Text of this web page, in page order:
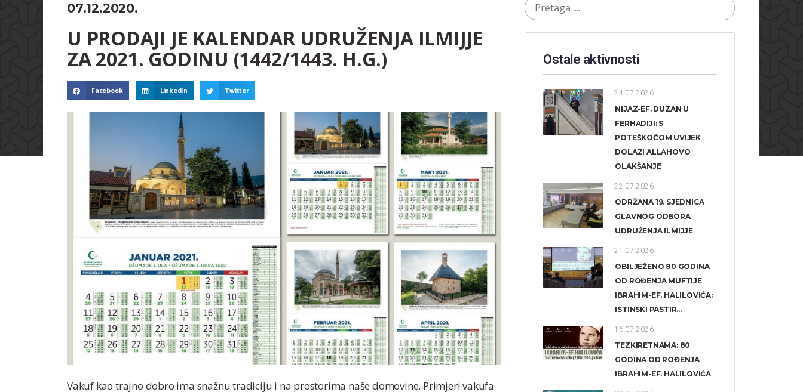
07.12.2020.
U PRODAJI JE KALENDAR UDRUŽENJA ILMIJJE
ZA 2021. GODINU (1442/1443. H.G.)
Facebook LinkedIn Twitter
Vakuf kao trajno dobro ima snažnu tradiciju i na prostorima naše domovine. Primjeri vakufa
Ostale aktivnosti
24.07.2026.
NIJAZ-EF. DUZAN U
FERHADIJI: S
POTEŠKOĆOM UVIJEK
DOLAZI ALLAHOVO
OLAKŠANJE
22.07.2026.
ODRŽANA 19. SJEDNICA
GLAVNOG ODBORA
UDRUŽENJA ILMIJJE
21.07.2026.
OBILJEŽENO 80 GODINA
OD ROĐENJA MUFTIJE
IBRAHIM-EF. HALILOVIĆA:
ISTINSKI PASTIR...
16.07.2026.
TEZKIRETNAMA: 80
GODINA OD ROĐENJA
IBRAHIM-EF. HALILOVIĆA